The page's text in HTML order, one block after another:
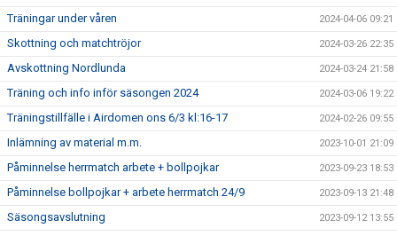
Träningar under våren 2024-04-06 09:21
Skottning och matchtröjor 2024-03-26 22:35
Avskottning Nordlunda 2024-03-24 21:58
Träning och info inför säsongen 2024 2024-03-06 19:22
Träningstillfälle i Airdomen ons 6/3 kl:16-17 2024-02-26 09:55
Inlämning av material m.m. 2023-10-01 21:09
Påminnelse herrmatch arbete + bollpojkar 2023-09-23 18:53
Påminnelse bollpojkar + arbete herrmatch 24/9 2023-09-13 21:48
Säsongsavslutning 2023-09-12 13:55